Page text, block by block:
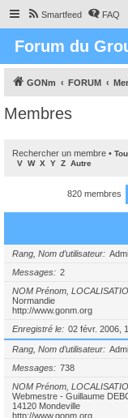
Smartfeed FAQ
Forum du
GONm FORUM
Membres
Rechercher un membre •
V W X Y Z Autre
820 membres
Rang, Nom d’utilisateur
Messages
2
NOM Prénom,
Normandie
http://www.gonm.org
Enregistré le
02 févr. 2006,
Rang, Nom d’utilisateur
Messages
738
NOM Prénom,
Webmestre - Guillaume
14120 Mondeville
http://www.gonm.org